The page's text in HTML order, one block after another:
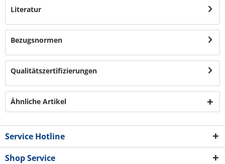
Literatur
Bezugsnormen
Qualitätszertifizierungen
Ähnliche Artikel
Service Hotline
Shop Service